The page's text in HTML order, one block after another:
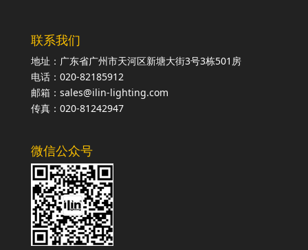
联系我们
地址：广东省广州市天河区新塘大街3号3栋501房
电话：020-82185912
邮箱：sales@ilin-lighting.com
传真：020-81242947
微信公众号